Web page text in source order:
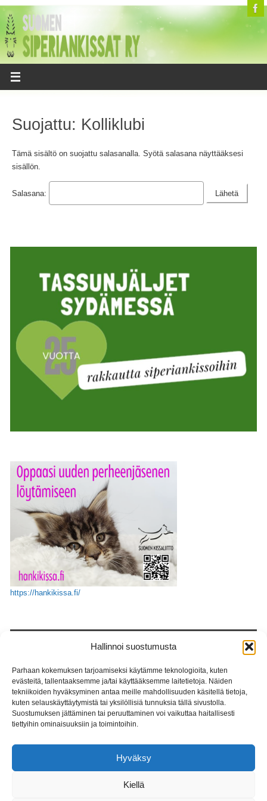
Hallinnoi suostumusta
Parhaan kokemuksen tarjoamiseksi käytämme teknologioita, kuten
evästeitä, tallentaaksemme ja/tai käyttääksemme laitetietoja. Näiden
tekniikoiden hyväksyminen antaa meille mahdollisuuden käsitellä tietoja,
kuten selauskäyttäytymistä tai yksilöllisiä tunnuksia tällä sivustolla.
Suostumuksen jättäminen tai peruuttaminen voi vaikuttaa haitallisesti
tiettyihin ominaisuuksiin ja toimintoihin.
Hyväksy
Kiellä
Suojattu: Kolliklubi
Tämä sisältö on suojattu salasanalla. Syötä salasana näyttääksesi
sisällön.
Salasana:
https://hankikissa.fi/
Copyright © Suomen Siperiankissat ry. Ulkoinen linkitys sallittu sivujen